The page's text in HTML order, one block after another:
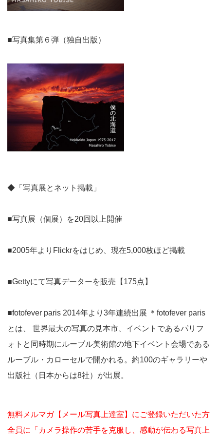
■写真集第６弾（独自出版）
◆「写真展とネット掲載」
■写真展（個展）を20回以上開催
■2005年よりFlickrをはじめ、現在5,000枚ほど掲載
■Gettyにて写真データーを販売【175点】
■fotofever paris 2014年より3年連続出展 ＊fotofever paris
とは、 世界最大の写真の見本市、イベントであるパリフ
ォトと同時期にルーブル美術館の地下イベント会場である
ルーブル・カローセルで開かれる。約100のギャラリーや
出版社（日本からは8社）が出展。
無料メルマガ【メール写真上達室】にご登録いただいた方
全員に「カメラ操作の苦手を克服し、感動が伝わる写真上